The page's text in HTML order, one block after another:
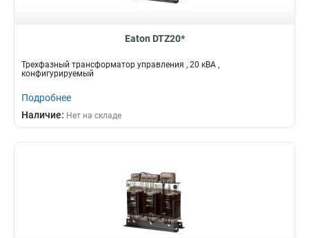
Eaton DTZ20*
Трехфазный трансформатор управления , 20 кВА ,
конфигурируемый
Подробнее
Наличие: Нет на складе